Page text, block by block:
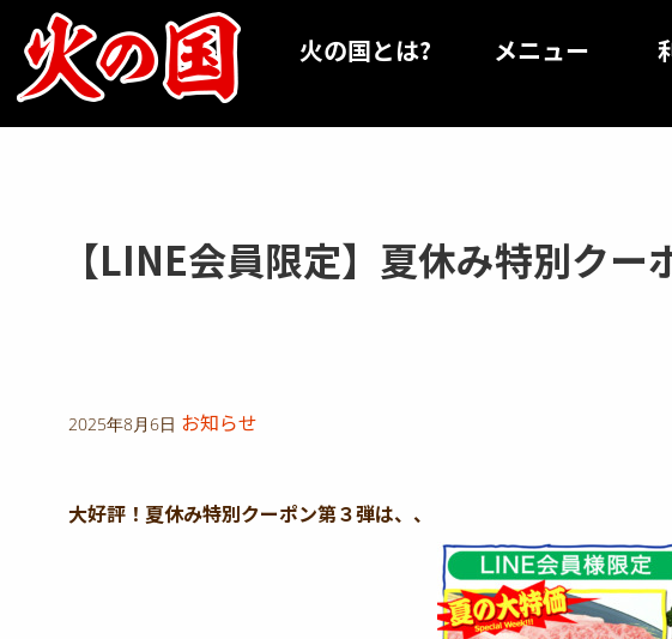
ツ
火の国とは? メニュー
【LINE会員限定】夏休み特別クー
2025年8月6日 お知らせ
大好評！夏休み特別クーポン第３弾は、、